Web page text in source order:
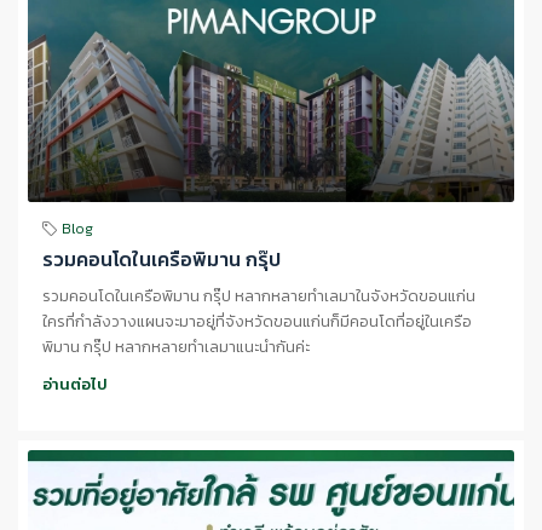
Blog
รวมคอนโดในเครือพิมาน กรุ๊ป
รวมคอนโดในเครือพิมาน กรุ๊ป หลากหลายทำเลมาในจังหวัดขอนแก่น
ใครที่กำลังวางแผนจะมาอยู่ที่จังหวัดขอนแก่นก็มีคอนโดที่อยู่ในเครือ
พิมาน กรุ๊ป หลากหลายทำเลมาแนะนำกันค่ะ
อ่านต่อไป